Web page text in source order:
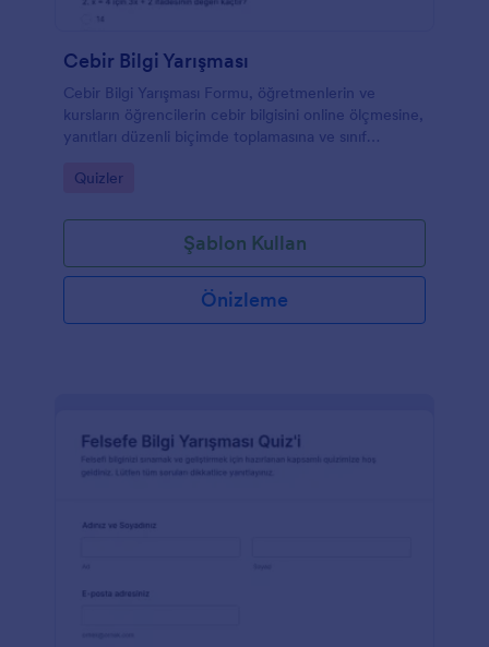
Cebir Bilgi Yarışması
Cebir Bilgi Yarışması Formu, öğretmenlerin ve
kursların öğrencilerin cebir bilgisini online ölçmesine,
yanıtları düzenli biçimde toplamasına ve sınıf
olur.
Go to Category:
Quizler
Şablon Kullan
Önizleme